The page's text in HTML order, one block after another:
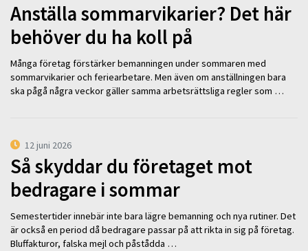
Anställa sommarvikarier? Det här
behöver du ha koll på
Många företag förstärker bemanningen under sommaren med
sommarvikarier och feriearbetare. Men även om anställningen bara
ska pågå några veckor gäller samma arbetsrättsliga regler som …
12 juni 2026
Så skyddar du företaget mot
bedragare i sommar
Semestertider innebär inte bara lägre bemanning och nya rutiner. Det
är också en period då bedragare passar på att rikta in sig på företag.
Bluffakturor, falska mejl och påstådda …